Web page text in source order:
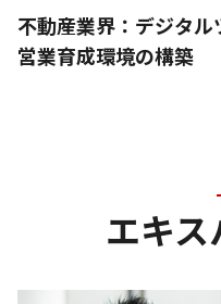
不動産業界：デジタ
営業育成環境の構築
エキ